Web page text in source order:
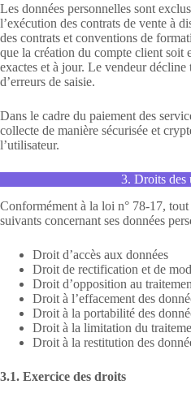
Les données personnelles sont
l’exécution des contrats de vente à
des contrats et conventions de
que la création du compte client soit
exactes et à jour. Le vendeur décline
d’erreurs de saisie.
Dans le cadre du paiement des
collecte de manière sécurisée et
l’utilisateur.
3. Droits des
Conformément à la loi n° 78-17,
suivants concernant ses données
Droit d’accès aux données
Droit de rectification et de
Droit d’opposition au
Droit à l’effacement des
Droit à la portabilité des
Droit à la limitation du
Droit à la restitution des
3.1. Exercice des droits